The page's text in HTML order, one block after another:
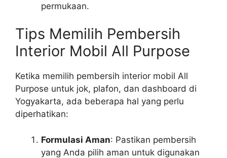
permukaan.
Tips Memilih Pembersih
Interior Mobil All Purpose
Ketika memilih pembersih interior mobil All
Purpose untuk jok, plafon, dan dashboard di
Yogyakarta, ada beberapa hal yang perlu
diperhatikan:
Formulasi Aman: Pastikan pembersih
yang Anda pilih aman untuk digunakan